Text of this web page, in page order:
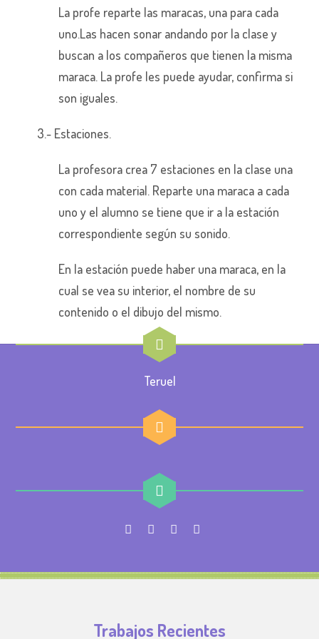
La profe reparte las maracas, una para cada
uno.Las hacen sonar andando por la clase y
buscan a los compañeros que tienen la misma
maraca. La profe les puede ayudar, confirma si
son iguales.
3.- Estaciones.
La profesora crea 7 estaciones en la clase una
con cada material. Reparte una maraca a cada
uno y el alumno se tiene que ir a la estación
correspondiente según su sonido.
En la estación puede haber una maraca, en la
cual se vea su interior, el nombre de su
contenido o el dibujo del mismo.
Teruel
Trabajos Recientes